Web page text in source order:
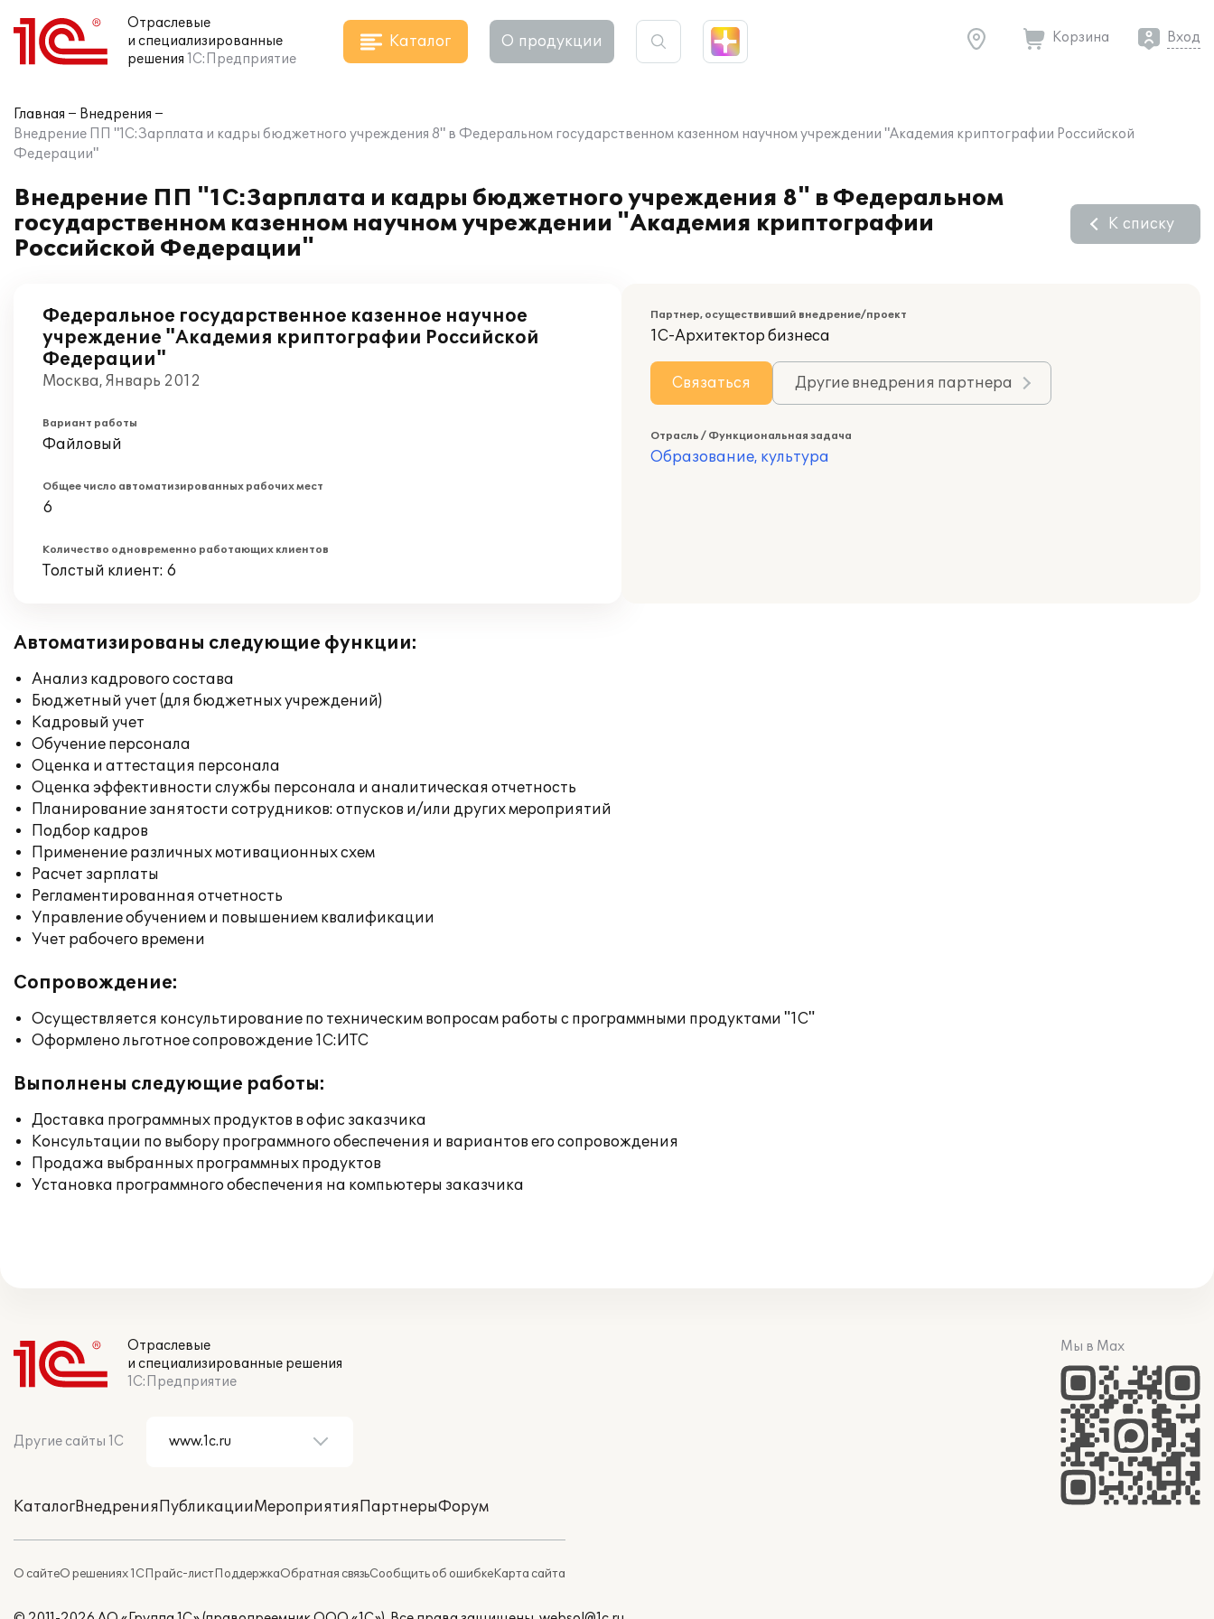
Отраслевые
и специализированные
решения 1С:Предприятие
Каталог О продукции Корзина Вход
Главная
Внедрения
Внедрение ПП "1С:Зарплата и кадры бюджетного учреждения 8" в Федеральном государственном казенном научном учреждении "Академия криптографии Российской
Федерации"
Внедрение ПП "1С:Зарплата и кадры бюджетного учреждения 8" в Федеральном
государственном казенном научном учреждении "Академия криптографии
Российской Федерации"
К списку
Федеральное государственное казенное научное
учреждение "Академия криптографии Российской
Федерации"
Москва, Январь 2012
Вариант работы
Файловый
Общее число автоматизированных рабочих мест
6
Количество одновременно работающих клиентов
Толстый клиент: 6
Партнер, осуществивший внедрение/проект
1С-Архитектор бизнеса
Связаться Другие внедрения партнера
Отрасль / Функциональная задача
Образование, культура
Автоматизированы следующие функции:
Анализ кадрового состава
Бюджетный учет (для бюджетных учреждений)
Кадровый учет
Обучение персонала
Оценка и аттестация персонала
Оценка эффективности службы персонала и аналитическая отчетность
Планирование занятости сотрудников: отпусков и/или других мероприятий
Подбор кадров
Применение различных мотивационных схем
Расчет зарплаты
Регламентированная отчетность
Управление обучением и повышением квалификации
Учет рабочего времени
Сопровождение:
Осуществляется консультирование по техническим вопросам работы с программными продуктами "1С"
Оформлено льготное сопровождение 1С:ИТС
Выполнены следующие работы:
Доставка программных продуктов в офис заказчика
Консультации по выбору программного обеспечения и вариантов его сопровождения
Продажа выбранных программных продуктов
Установка программного обеспечения на компьютеры заказчика
Отраслевые
и специализированные решения
1С:Предприятие
Другие сайты 1С
КаталогВнедренияПубликацииМероприятияПартнерыФорум
О сайтеО решениях 1СПрайс-листПоддержкаОбратная связьСообщить об ошибкеКарта сайта
Мы в Max